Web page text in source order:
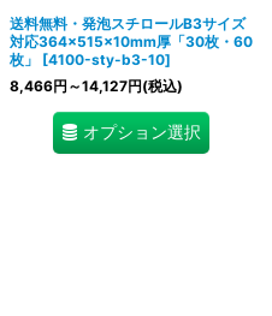
送料無料・発泡スチロールB3サイズ
対応364×515×10mm厚「30枚・60
枚」
[4100-sty-b3-10]
8,466円 ～14,127円(税込)
オプション選択